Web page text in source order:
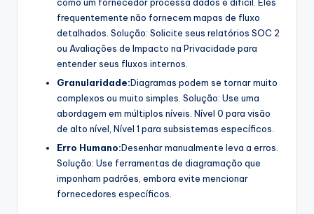
frequentemente não fornecem mapas de fluxo
detalhados. Solução: Solicite seus relatórios SOC 2
ou Avaliações de Impacto na Privacidade para
entender seus fluxos internos.
Granularidade:Diagramas podem se tornar muito
complexos ou muito simples. Solução: Use uma
abordagem em múltiplos níveis. Nível 0 para visão
de alto nível, Nível 1 para subsistemas específicos.
Erro Humano:Desenhar manualmente leva a erros.
Solução: Use ferramentas de diagramação que
imponham padrões, embora evite mencionar
fornecedores específicos.